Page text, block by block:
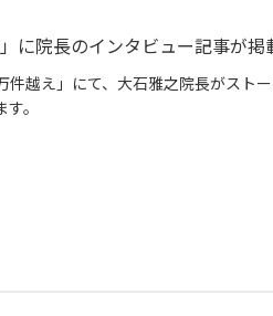
に院長のインタビュー記事が掲
越え」にて、大石雅之院長がスト
。